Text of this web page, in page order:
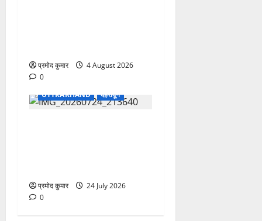
प्रमोद कुमार
4 August 2026
0
UTTRAKHAND
देहरादून
प्रमोद कुमार
24 July 2026
0